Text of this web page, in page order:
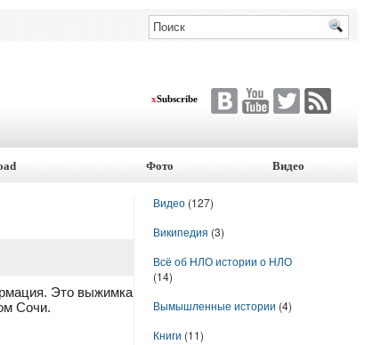
xSubscribe
Фото Видео
Это выжимка
Сочи.
Видео (127)
Википедия (3)
Всё об НЛО истории о НЛО
(14)
Вымышленные истории (4)
Книги (11)